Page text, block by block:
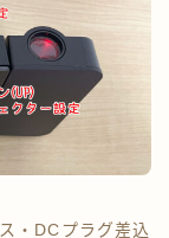
・DCプラグ差込